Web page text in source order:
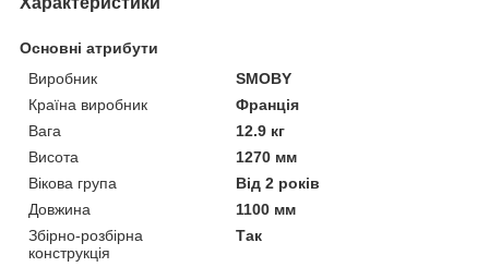
Основні атрибути
Виробник
SMOBY
Країна виробник
Франція
Вага
12.9 кг
Висота
1270 мм
Вікова група
Від 2 років
Довжина
1100 мм
Збірно-розбірна
конструкція
Так